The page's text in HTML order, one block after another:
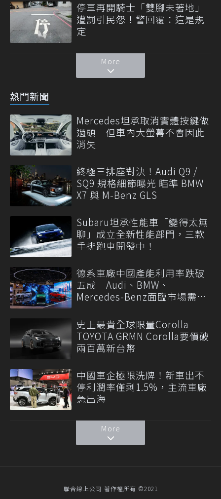
停車再開騎士「雙腳未著地」
遭罰引民怨！警回覆：這是規
定
More
熱門新聞
Mercedes坦承取消實體按鍵做
過頭 但車內大螢幕不會因此
消失
終極三排座對決！Audi Q9 /
SQ9 規格細節曝光 瞄準 BMW
X7 與 M-Benz GLS
Subaru坦承性能車「變得太無
聊」成立全新性能部門，三款
手排跑車開發中！
德系車廠中國產能利用率跌破
五成 Audi、BMW、
Mercedes-Benz面臨市場需求
史上最貴全球限量Corolla
TOYOTA GRMN Corolla要價破
兩百萬新台幣
中國車企極限洗牌！新車出不
停利潤率僅剩1.5%，主流車廠
急出海
More
聯合線上公司 著作權所有 ©2021